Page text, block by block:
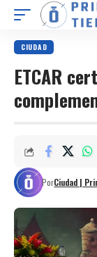
CIUDAD
ETCAR
PorCiudad |